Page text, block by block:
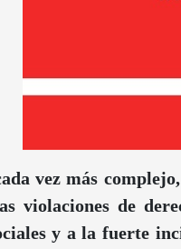
vez más
violaciones de
y a la fuerte